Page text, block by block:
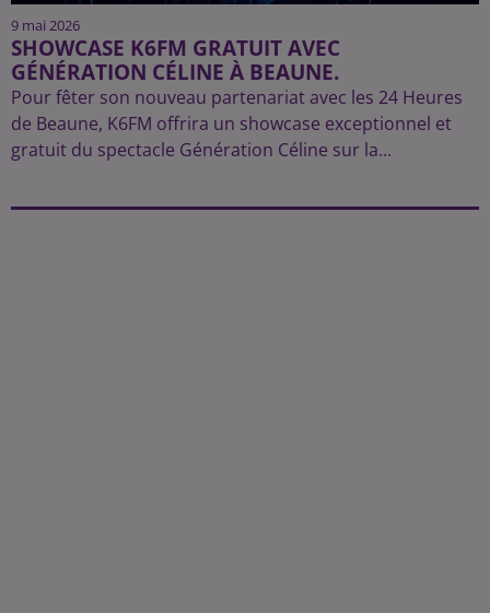
9 mai 2026
SHOWCASE K6FM GRATUIT AVEC
GÉNÉRATION CÉLINE À BEAUNE.
Pour fêter son nouveau partenariat avec les 24 Heures
de Beaune, K6FM offrira un showcase exceptionnel et
gratuit du spectacle Génération Céline sur la...